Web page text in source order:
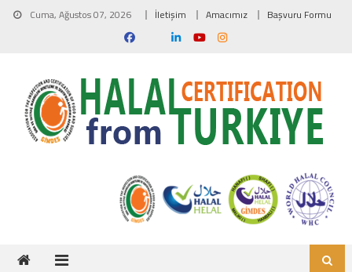
Skip to content
Cuma, Ağustos 07, 2026 İletişim Amacımız Başvuru Formu